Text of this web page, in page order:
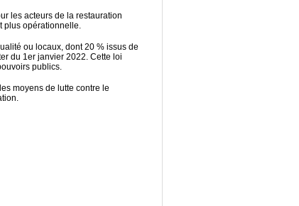
les acteurs de la restauration
plus opérationnelle.
ou locaux, dont 20 % issus de
du 1er janvier 2022. Cette loi
publics.
moyens de lutte contre le